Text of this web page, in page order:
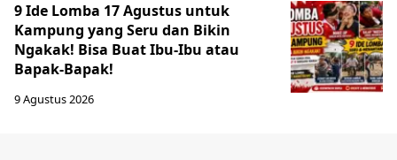
9 Ide Lomba 17 Agustus untuk
Kampung yang Seru dan Bikin
Ngakak! Bisa Buat Ibu-Ibu atau
Bapak-Bapak!
9 Agustus 2026